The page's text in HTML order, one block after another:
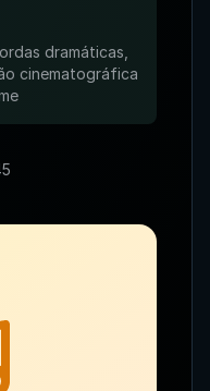
dramáticas,
cinematográfica